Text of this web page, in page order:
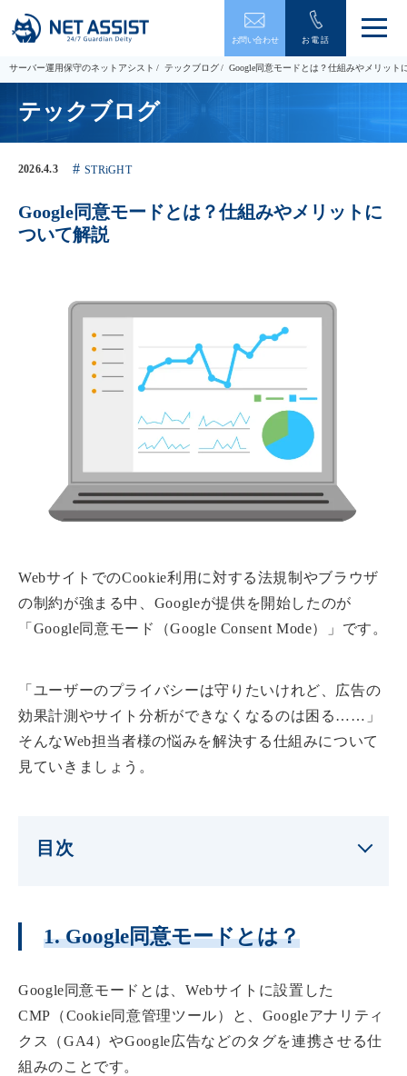
お問い合わせ お電話
メ
ュ
ー
サーバー運用保守のネットアシスト テックブログ Google同意モードとは？仕組みやメリット
テックブログ
2026.4.3 STRiGHT
Google同意モードとは？仕組みやメリットに
ついて解説
WebサイトでのCookie利用に対する法規制やブラウザ
の制約が強まる中、Googleが提供を開始したのが
「Google同意モード（Google Consent Mode）」です。
「ユーザーのプライバシーは守りたいけれど、広告の
効果計測やサイト分析ができなくなるのは困る……」
そんなWeb担当者様の悩みを解決する仕組みについて
見ていきましょう。
目次
1. Google同意モードとは？
Google同意モードとは、Webサイトに設置した
CMP（Cookie同意管理ツール）と、Googleアナリティ
クス（GA4）やGoogle広告などのタグを連携させる仕
組みのことです。